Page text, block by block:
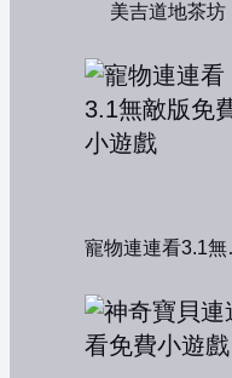
美吉道地茶坊
寵